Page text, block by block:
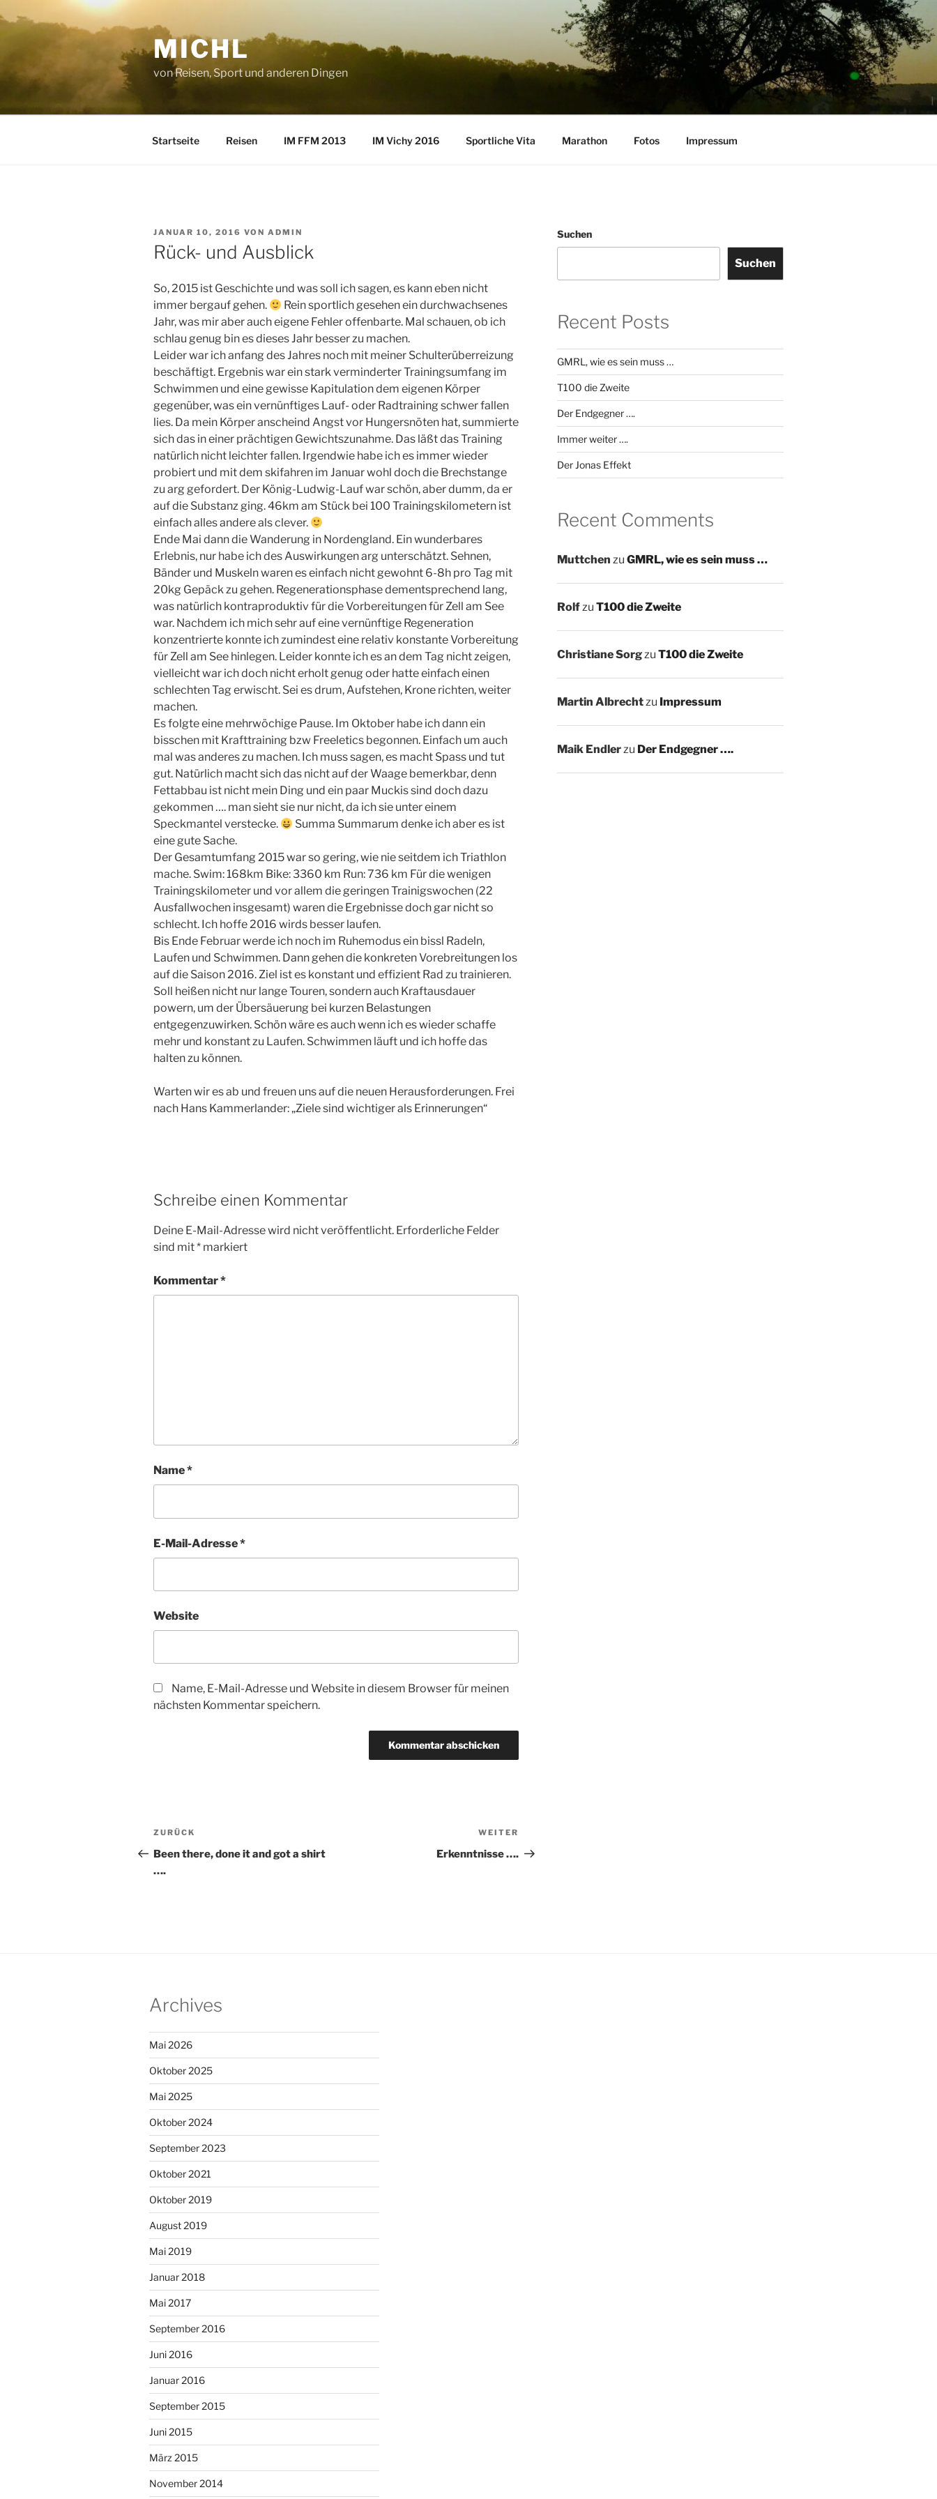
Inhalt
MICHL
von Reisen, Sport und anderen Dingen
Startseite Reisen IM FFM 2013 IM Vichy 2016 Sportliche Vita Marathon Fotos Impressum
VERÖFFENTLICHT
AM
JANUAR 10, 2016 VON ADMIN
Rück- und Ausblick
So, 2015 ist Geschichte und was soll ich sagen, es kann eben nicht
immer bergauf gehen.
Rein sportlich gesehen ein durchwachsenes
Jahr, was mir aber auch eigene Fehler offenbarte. Mal schauen, ob ich
schlau genug bin es dieses Jahr besser zu machen.
Leider war ich anfang des Jahres noch mit meiner Schulterüberreizung
beschäftigt. Ergebnis war ein stark verminderter Trainingsumfang im
Schwimmen und eine gewisse Kapitulation dem eigenen Körper
gegenüber, was ein vernünftiges Lauf- oder Radtraining schwer fallen
lies. Da mein Körper anscheind Angst vor Hungersnöten hat, summierte
sich das in einer prächtigen Gewichtszunahme. Das läßt das Training
natürlich nicht leichter fallen. Irgendwie habe ich es immer wieder
probiert und mit dem skifahren im Januar wohl doch die Brechstange
zu arg gefordert. Der König-Ludwig-Lauf war schön, aber dumm, da er
auf die Substanz ging. 46km am Stück bei 100 Trainingskilometern ist
einfach alles andere als clever.
Ende Mai dann die Wanderung in Nordengland. Ein wunderbares
Erlebnis, nur habe ich des Auswirkungen arg unterschätzt. Sehnen,
Bänder und Muskeln waren es einfach nicht gewohnt 6-8h pro Tag mit
20kg Gepäck zu gehen. Regenerationsphase dementsprechend lang,
was natürlich kontraproduktiv für die Vorbereitungen für Zell am See
war. Nachdem ich mich sehr auf eine vernünftige Regeneration
konzentrierte konnte ich zumindest eine relativ konstante Vorbereitung
für Zell am See hinlegen. Leider konnte ich es an dem Tag nicht zeigen,
vielleicht war ich doch nicht erholt genug oder hatte einfach einen
schlechten Tag erwischt. Sei es drum, Aufstehen, Krone richten, weiter
machen.
Es folgte eine mehrwöchige Pause. Im Oktober habe ich dann ein
bisschen mit Krafttraining bzw Freeletics begonnen. Einfach um auch
mal was anderes zu machen. Ich muss sagen, es macht Spass und tut
gut. Natürlich macht sich das nicht auf der Waage bemerkbar, denn
Fettabbau ist nicht mein Ding und ein paar Muckis sind doch dazu
gekommen …. man sieht sie nur nicht, da ich sie unter einem
Speckmantel verstecke.
Summa Summarum denke ich aber es ist
eine gute Sache.
Der Gesamtumfang 2015 war so gering, wie nie seitdem ich Triathlon
mache. Swim: 168km Bike: 3360 km Run: 736 km Für die wenigen
Trainingskilometer und vor allem die geringen Trainigswochen (22
Ausfallwochen insgesamt) waren die Ergebnisse doch gar nicht so
schlecht. Ich hoffe 2016 wirds besser laufen.
Bis Ende Februar werde ich noch im Ruhemodus ein bissl Radeln,
Laufen und Schwimmen. Dann gehen die konkreten Vorebreitungen los
auf die Saison 2016. Ziel ist es konstant und effizient Rad zu trainieren.
Soll heißen nicht nur lange Touren, sondern auch Kraftausdauer
powern, um der Übersäuerung bei kurzen Belastungen
entgegenzuwirken. Schön wäre es auch wenn ich es wieder schaffe
mehr und konstant zu Laufen. Schwimmen läuft und ich hoffe das
halten zu können.
Warten wir es ab und freuen uns auf die neuen Herausforderungen. Frei
nach Hans Kammerlander: „Ziele sind wichtiger als Erinnerungen“
Schreibe einen Kommentar
Deine E-Mail-Adresse wird nicht veröffentlicht. Erforderliche Felder
sind mit* markiert
Kommentar*
Name*
E-Mail-Adresse*
Website
Name, E-Mail-Adresse und Website in diesem Browser für meinen
nächsten Kommentar speichern.
Beitragsnavigation
Vorheriger
Beitrag
ZURÜCK
Been there, done it and got a shirt
….
Beitrag
WEITER
Erkenntnisse ….
Suchen
Suchen
Recent Posts
GMRL, wie es sein muss …
T100 die Zweite
Der Endgegner ….
Immer weiter ….
Der Jonas Effekt
Recent Comments
Muttchen zu GMRL, wie es sein muss …
Rolfzu T100 die Zweite
Christiane Sorgzu T100 die Zweite
Martin Albrechtzu Impressum
Maik Endlerzu Der Endgegner ….
Archives
Mai 2026
Oktober 2025
Mai 2025
Oktober 2024
September 2023
Oktober 2021
Oktober 2019
August 2019
Mai 2019
Januar 2018
Mai 2017
September 2016
Juni 2016
Januar 2016
September 2015
Juni 2015
März 2015
November 2014